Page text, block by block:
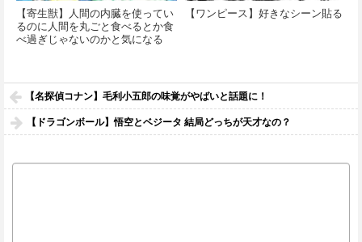
【寄生獣】人間の内臓を使ってい
るのに人間を丸ごと食べるとか食
べ過ぎじゃないのかと気になる
【ワンピース】好きなシーン貼る
【名探偵コナン】毛利小五郎の味覚がやばいと話題に！
【ドラゴンボール】悟空とベジータ 結局どっちが天才なの？